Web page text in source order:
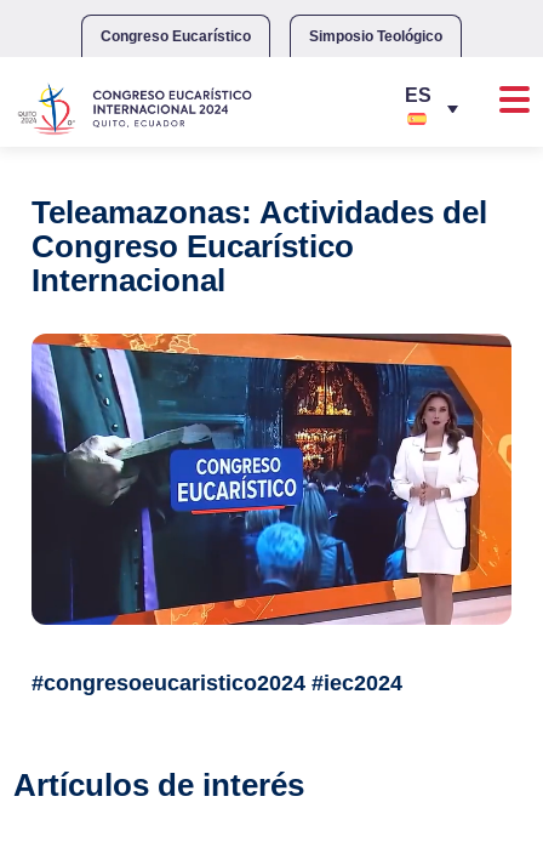
Congreso Eucarístico Simposio Teológico
Teleamazonas: Actividades del
Congreso Eucarístico
Internacional
#congresoeucaristico2024 #iec2024
Artículos de interés